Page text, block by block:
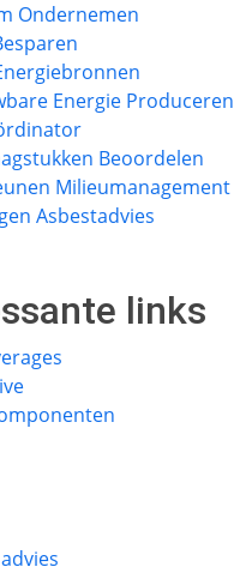
Ondernemen
Energie Produceren
Beoordelen
Milieumanagement
Asbestadvies
links